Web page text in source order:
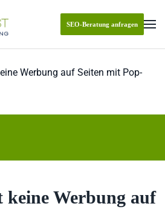
SEO-Beratung anfragen
Werbung auf Seiten mit Pop-
keine Werbung auf